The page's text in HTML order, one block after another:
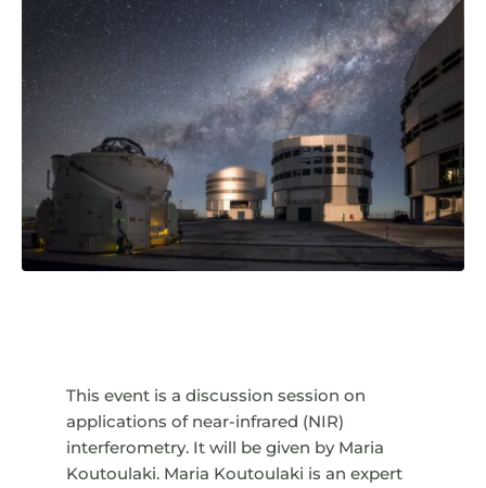
This event is a discussion session on
applications of near-infrared (NIR)
interferometry. It will be given by Maria
Koutoulaki. Maria Koutoulaki is an expert